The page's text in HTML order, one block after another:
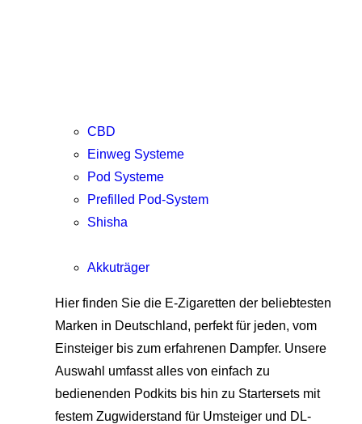
CBD
Einweg Systeme
Pod Systeme
Prefilled Pod-System
Shisha
Akkuträger
Hier finden Sie die E-Zigaretten der beliebtesten
Marken in Deutschland, perfekt für jeden, vom
Einsteiger bis zum erfahrenen Dampfer. Unsere
Auswahl umfasst alles von einfach zu
bedienenden Podkits bis hin zu Startersets mit
festem Zugwiderstand für Umsteiger und DL-